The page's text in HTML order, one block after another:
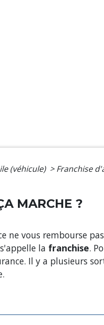
(véhicule) > Franchise
MARCHE ?
ne vous rembourse
la franchise.
Il y a plusieurs